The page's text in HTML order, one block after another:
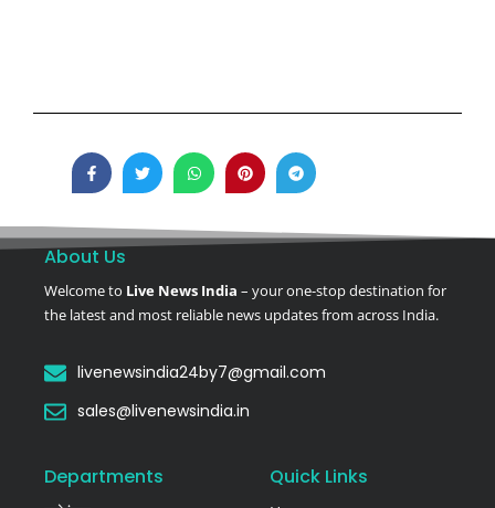
About Us
Welcome to Live News India – your one-stop destination for
the latest and most reliable news updates from across India.
livenewsindia24by7@gmail.com
sales@livenewsindia.in
Departments Quick Links